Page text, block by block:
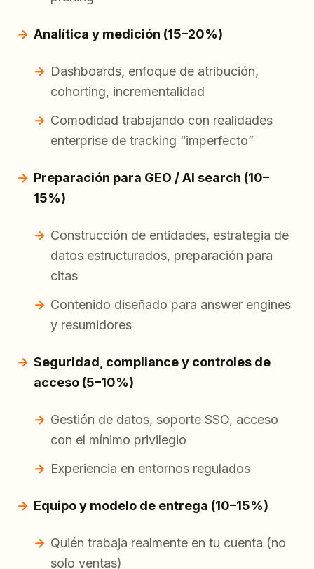
Analítica y medición (15–20%)
Dashboards, enfoque de atribución,
cohorting, incrementalidad
Comodidad trabajando con realidades
enterprise de tracking “imperfecto”
Preparación para GEO / AI search (10–
15%)
Construcción de entidades, estrategia de
datos estructurados, preparación para
citas
Contenido diseñado para answer engines
y resumidores
Seguridad, compliance y controles de
acceso (5–10%)
Gestión de datos, soporte SSO, acceso
con el mínimo privilegio
Experiencia en entornos regulados
Equipo y modelo de entrega (10–15%)
Quién trabaja realmente en tu cuenta (no
solo ventas)